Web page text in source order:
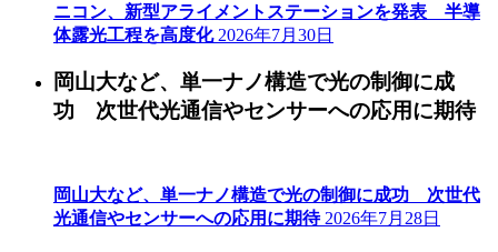
ニコン、新型アライメントステーションを発表 半導
体露光工程を高度化 2026年7月30日
岡山大など、単一ナノ構造で光の制御に成
功 次世代光通信やセンサーへの応用に期待
岡山大など、単一ナノ構造で光の制御に成功 次世代
光通信やセンサーへの応用に期待 2026年7月28日